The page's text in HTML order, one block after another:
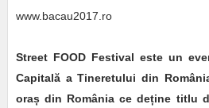
www.bacau2017.ro
Street FOOD Festival este un
Capitală a Tineretului din
oraș din România ce deține titlu